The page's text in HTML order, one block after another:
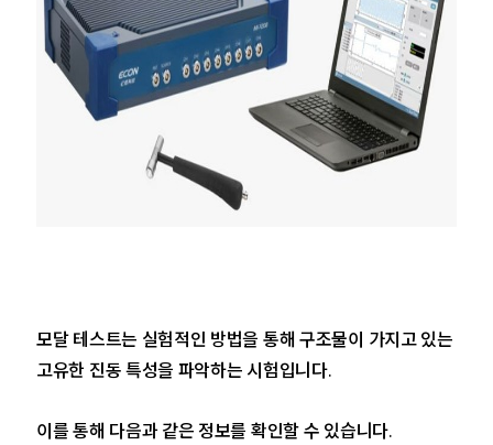
모달 테스트는 실험적인 방법을 통해 구조물이 가지고 있는
고유한 진동 특성을 파악하는 시험입니다.
이를 통해 다음과 같은 정보를 확인할 수 있습니다.